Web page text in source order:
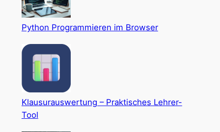
Python Programmieren im Browser
Klausurauswertung – Praktisches Lehrer-
Tool